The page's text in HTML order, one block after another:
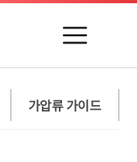
가압류 가이드